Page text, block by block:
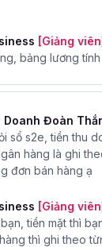
[Giảng
bảng lương
Doanh Đoàn
sổ s2e, tiền thu
hàng là ghi
đơn bán hàng ạ
[Giảng
tiền mặt thì
thì ghi theo